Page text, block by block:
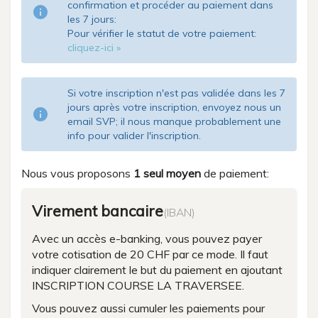
info
confirmation et procéder au paiement dans
les 7 jours:
Pour vérifier le statut de votre paiement:
cliquez-ici »
info
Si votre inscription n'est pas validée dans les 7
jours après votre inscription, envoyez nous un
email SVP; il nous manque probablement une
info pour valider l'inscription.
Nous vous proposons 1 seul moyen de paiement:
Virement bancaire(IBAN)
Avec un accès e-banking, vous pouvez payer
votre cotisation de 20 CHF par ce mode. Il faut
indiquer clairement le but du paiement en ajoutant
INSCRIPTION COURSE LA TRAVERSEE.
Vous pouvez aussi cumuler les paiements pour